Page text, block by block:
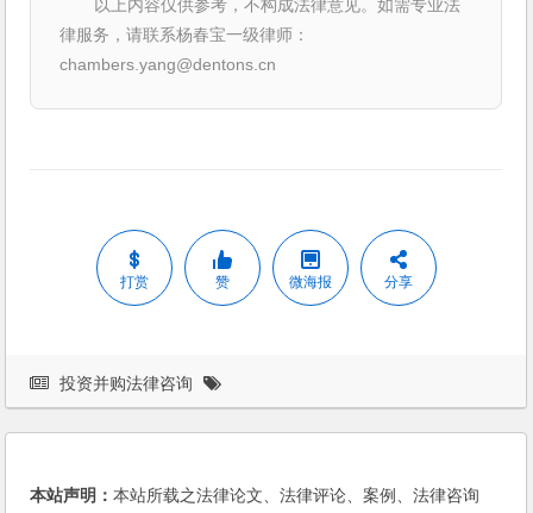
以上内容仅供参考，不构成法律意见。如需专业法
律服务，请联系杨春宝一级律师：
chambers.yang@dentons.cn
打赏 赞 微海报 分享
投资并购法律咨询
本站声明：本站所载之法律论文、法律评论、案例、法律咨询